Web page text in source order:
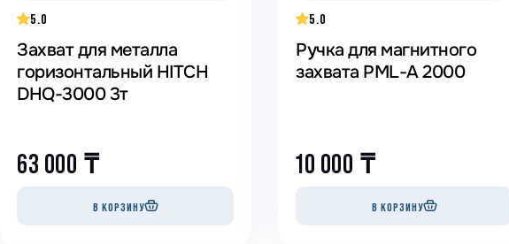
5.0
Захват для металла
горизонтальный HITCH
DHQ-3000 3т
63 000 ₸
В КОРЗИНУ
5.0
Ручка для магнитного
захвата PML-A 2000
10 000 ₸
В КОРЗИНУ